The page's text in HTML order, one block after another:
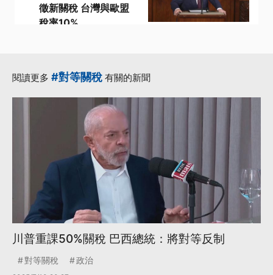
徵新關稅 台灣與歐盟
稅率10%
閱讀更多 #對等關稅 有關的新聞
川普重課50%關稅 巴西總統：將對等反制
對等關稅 政治